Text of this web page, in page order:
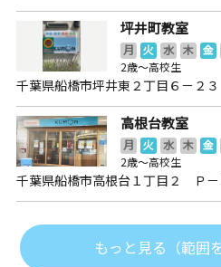
坪井町教室
月 火 水 木 金
2歳～高校生
千葉県船橋市坪井東２丁目６－２３
高根台教室
月 火 水 木 金
2歳～高校生
千葉県船橋市高根台１丁目２ Ｐ－
もっと見る（範囲